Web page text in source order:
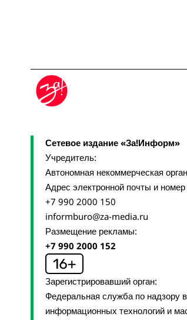
Сетевое издание «За!Информ»
Учредитель:
Автономная некоммерческая
Адрес электронной почты и
+7 990 2000 150
informburo@za-media.ru
Размещение рекламы:
+7 990 2000 152
Зарегистрировавший орган:
Федеральная служба по надзору
информационных технологий и